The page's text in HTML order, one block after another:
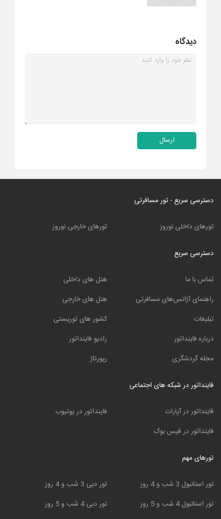
دیدگاه
ارسال
دسترسی سریع - تور مسافرتی
تورهای داخلی نوروز تورهای خارجی نوروز
دسترسی سریع
تماس با ما
راهنمای آژانس‌های مسافرتی
تبلیغات
درباره فاینداتور
مجله گردشگری
هتل های داخلی
هتل های خارجی
کشور های توریستی
رادیو فاینداتور
رپورتاژ
فاینداتور در شبکه های اجتماعی
فاینداتور در آپارات
فاینداتور در فیس بوک
فاینداتور در یوتیوب
تورهای مهم
تور استانبول 3 شب و 4 روز
تور استانبول 4 شب و 5 روز
تور دبی 3 شب و 4 روز
تور دبی 4 شب و 5 روز